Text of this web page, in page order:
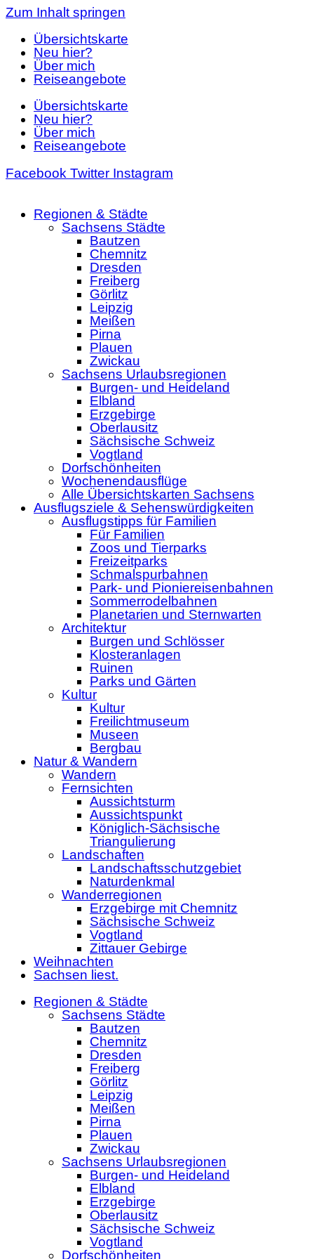
Zum Inhalt springen
Übersichtskarte
Neu hier?
Über mich
Reiseangebote
Übersichtskarte
Neu hier?
Über mich
Reiseangebote
Facebook Twitter Instagram
Regionen & Städte
Sachsens Städte
Bautzen
Chemnitz
Dresden
Freiberg
Görlitz
Leipzig
Meißen
Pirna
Plauen
Zwickau
Sachsens Urlaubsregionen
Burgen- und Heideland
Elbland
Erzgebirge
Oberlausitz
Sächsische Schweiz
Vogtland
Dorfschönheiten
Wochenendausflüge
Alle Übersichtskarten Sachsens
Ausflugsziele & Sehenswürdigkeiten
Ausflugstipps für Familien
Für Familien
Zoos und Tierparks
Freizeitparks
Schmalspurbahnen
Park- und Pioniereisenbahnen
Sommerrodelbahnen
Planetarien und Sternwarten
Architektur
Burgen und Schlösser
Klosteranlagen
Ruinen
Parks und Gärten
Kultur
Kultur
Freilichtmuseum
Museen
Bergbau
Natur & Wandern
Wandern
Fernsichten
Aussichtsturm
Aussichtspunkt
Königlich-Sächsische
Triangulierung
Landschaften
Landschaftsschutzgebiet
Naturdenkmal
Wanderregionen
Erzgebirge mit Chemnitz
Sächsische Schweiz
Vogtland
Zittauer Gebirge
Weihnachten
Sachsen liest.
Regionen & Städte
Sachsens Städte
Bautzen
Chemnitz
Dresden
Freiberg
Görlitz
Leipzig
Meißen
Pirna
Plauen
Zwickau
Sachsens Urlaubsregionen
Burgen- und Heideland
Elbland
Erzgebirge
Oberlausitz
Sächsische Schweiz
Vogtland
Dorfschönheiten